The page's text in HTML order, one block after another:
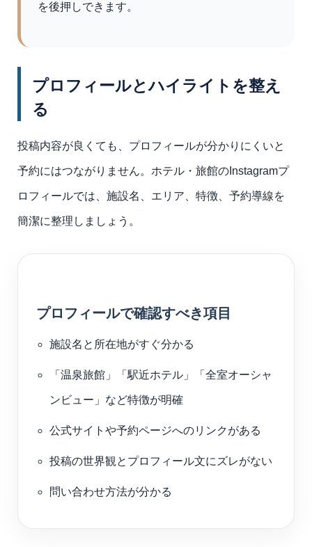
を後押しできます。
プロフィールとハイライトを整え
る
投稿内容が良くても、プロフィールが分かりにくいと
予約にはつながりません。ホテル・旅館のInstagramプ
ロフィールでは、施設名、エリア、特徴、予約導線を
簡潔に整理しましょう。
プロフィールで確認すべき項目
施設名と所在地がすぐ分かる
「温泉旅館」「駅近ホテル」「全室オーシャ
ンビュー」など特徴が明確
公式サイトや予約ページへのリンクがある
投稿の世界観とプロフィール文にズレがない
問い合わせ方法が分かる